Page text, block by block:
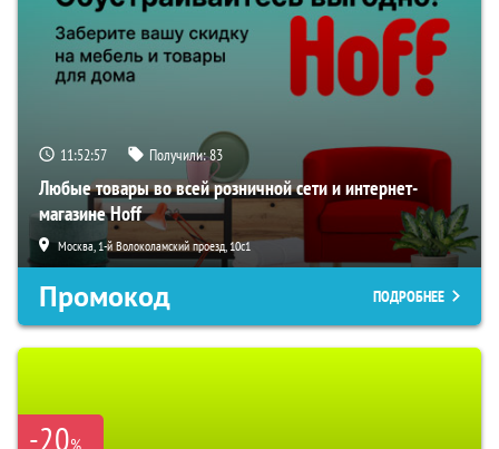
11:52:57 Получили:83
Любые товары во всей розничной сети и интернет-
магазине Hoff
Москва, 1-й Волоколамский проезд, 10с1
Промокод ПОДРОБНЕЕ
-20%